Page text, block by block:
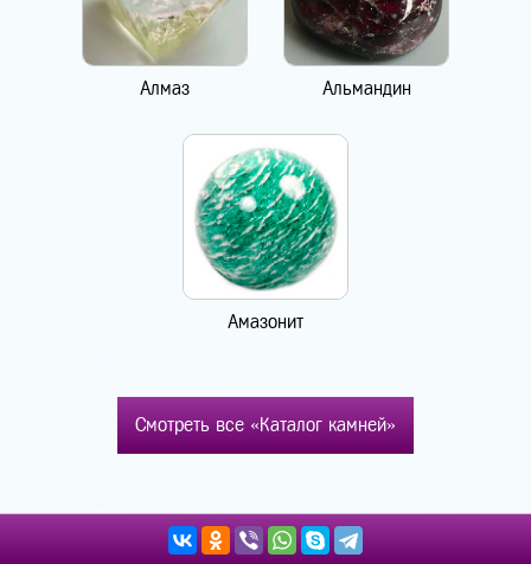
Алмаз Альмандин
Амазонит
Смотреть все «Каталог камней»